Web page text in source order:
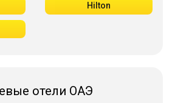
Hilton
отели ОАЭ